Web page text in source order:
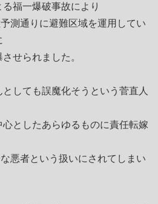
福一爆破事故により
測通りに避難区域を運用してい
せられました。
しても誤魔化そうという菅直人
としたあらゆるものに責任転嫁
悪者という扱いにされてしまい